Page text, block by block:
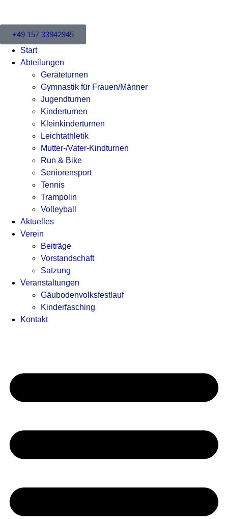
+49 157 33942945
Start
Abteilungen
Geräteturnen
Gymnastik für Frauen/Männer
Jugendturnen
Kinderturnen
Kleinkinderturnen
Leichtathletik
Mutter-/Vater-Kindturnen
Run & Bike
Seniorensport
Tennis
Trampolin
Volleyball
Aktuelles
Verein
Beiträge
Vorstandschaft
Satzung
Veranstaltungen
Gäubodenvolksfestlauf
Kinderfasching
Kontakt